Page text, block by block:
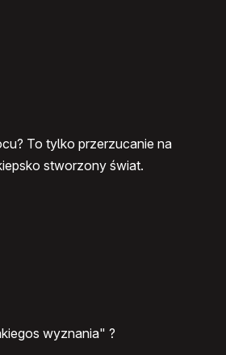
To tylko przerzucanie na
stworzony świat.
wyznania" ?